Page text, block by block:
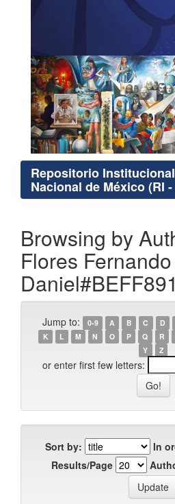
Repositorio
Nacional de México (RI -
Browsing by
Flores Fernando
Jump to: 0-9 A B C D
K
L M N O P Q R
Y
Z
or enter first few letters:
Sort by:
In
Results/Page